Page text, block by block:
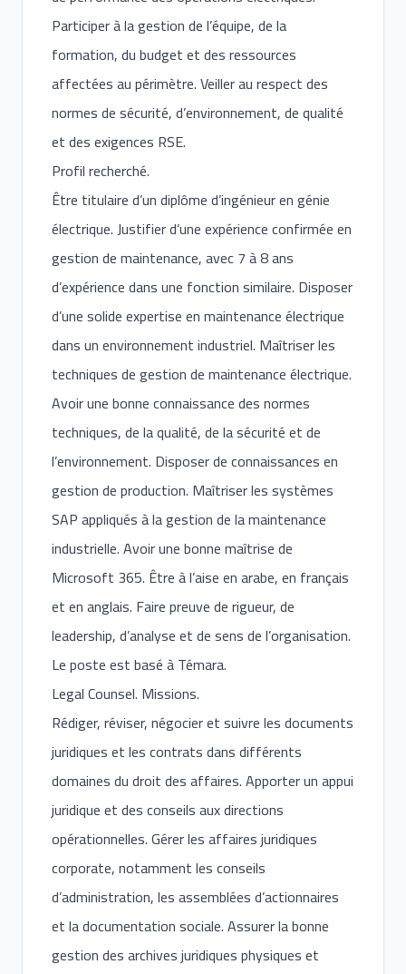
Participer à la gestion de l’équipe, de la
formation, du budget et des ressources
affectées au périmètre. Veiller au respect des
normes de sécurité, d’environnement, de qualité
et des exigences RSE.
Profil recherché.
Être titulaire d’un diplôme d’ingénieur en génie
électrique. Justifier d’une expérience confirmée en
gestion de maintenance, avec 7 à 8 ans
d’expérience dans une fonction similaire. Disposer
d’une solide expertise en maintenance électrique
dans un environnement industriel. Maîtriser les
techniques de gestion de maintenance électrique.
Avoir une bonne connaissance des normes
techniques, de la qualité, de la sécurité et de
l’environnement. Disposer de connaissances en
gestion de production. Maîtriser les systèmes
SAP appliqués à la gestion de la maintenance
industrielle. Avoir une bonne maîtrise de
Microsoft 365. Être à l’aise en arabe, en français
et en anglais. Faire preuve de rigueur, de
leadership, d’analyse et de sens de l’organisation.
Le poste est basé à Témara.
Legal Counsel. Missions.
Rédiger, réviser, négocier et suivre les documents
juridiques et les contrats dans différents
domaines du droit des affaires. Apporter un appui
juridique et des conseils aux directions
opérationnelles. Gérer les affaires juridiques
corporate, notamment les conseils
d’administration, les assemblées d’actionnaires
et la documentation sociale. Assurer la bonne
gestion des archives juridiques physiques et